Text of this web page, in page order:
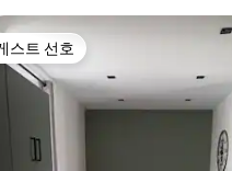
스트 선호
스트 선호